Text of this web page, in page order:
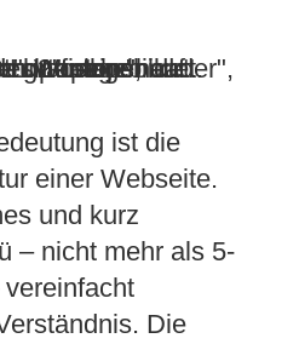
ist die
einer Webseite.
und kurz
– nicht mehr als 5-
Die